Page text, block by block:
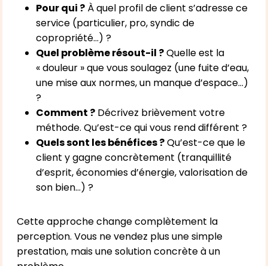
Pour qui ? À quel profil de client s’adresse ce
service (particulier, pro, syndic de
copropriété…) ?
Quel problème résout-il ?Quelle est la
« douleur » que vous soulagez (une fuite d’eau,
une mise aux normes, un manque d’espace…)
?
Comment ? Décrivez brièvement votre
méthode. Qu’est-ce qui vous rend différent ?
Quels sont les bénéfices ?Qu’est-ce que le
client y gagne concrètement (tranquillité
d’esprit, économies d’énergie, valorisation de
son bien…) ?
Cette approche change complètement la
perception. Vous ne vendez plus une simple
prestation, mais une solution concrète à un